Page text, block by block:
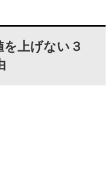
を上げない３